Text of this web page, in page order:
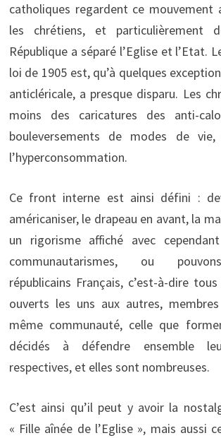
catholiques regardent ce mouvement
les chrétiens, et particulièrement
République a séparé l’Eglise et l’Etat.
loi de 1905 est, qu’à quelques
anticléricale, a presque disparu. Les
moins des caricatures des anti-
bouleversements de modes de
l’hyperconsommation.
Ce front interne est ainsi défini :
américaniser, le drapeau en avant, la
un rigorisme affiché avec
communautarismes, ou
républicains Français, c’est-à-dire
ouverts les uns aux autres,
même communauté, celle que
décidés à défendre ensemble
respectives, et elles sont nombreuses.
C’est ainsi qu’il peut y avoir la
« Fille aînée de l’Eglise », mais aussi